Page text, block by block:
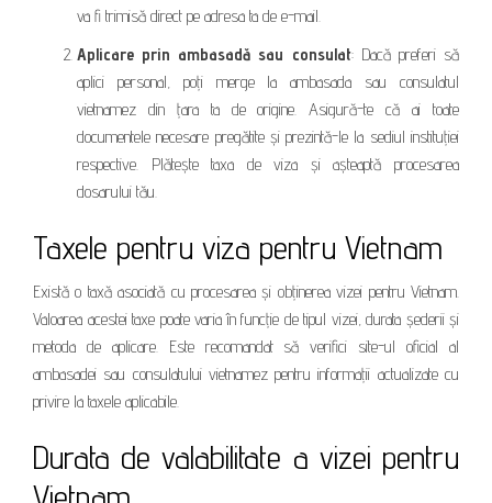
va fi trimisă direct pe adresa ta de e-mail.
Aplicare prin ambasadă sau consulat: Dacă preferi să
aplici personal, poți merge la ambasada sau consulatul
vietnamez din țara ta de origine. Asigură-te că ai toate
documentele necesare pregătite și prezintă-le la sediul instituției
respective. Plătește taxa de viza și așteaptă procesarea
dosarului tău.
Taxele pentru viza pentru Vietnam
Există o taxă asociată cu procesarea și obținerea vizei pentru Vietnam.
Valoarea acestei taxe poate varia în funcție de tipul vizei, durata șederii și
metoda de aplicare. Este recomandat să verifici site-ul oficial al
ambasadei sau consulatului vietnamez pentru informații actualizate cu
privire la taxele aplicabile.
Durata de valabilitate a vizei pentru